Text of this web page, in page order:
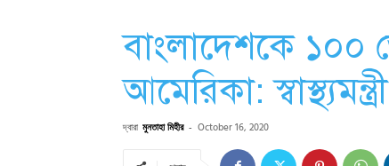
বাংলাদেশকে ১০০
আমেরিকা: স্বাস্থ্যমন্ত্রী
দ্বারা মুনতাহা মিহীর - October 16, 2020